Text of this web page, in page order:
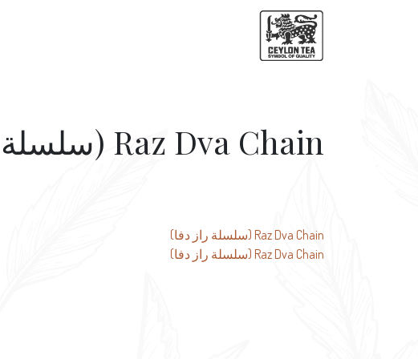
Raz Dva Chain (سلسلة راز دفا)
تصفّح
المقالات
Raz Dva Chain (سلسلة راز دفا)
Raz Dva Chain (سلسلة راز دفا)